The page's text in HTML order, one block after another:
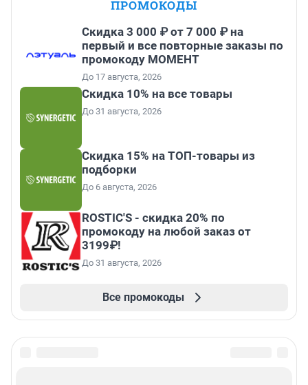
ПРОМОКОДЫ
Скидка 3 000 ₽ от 7 000 ₽ на
первый и все повторные заказы по
промокоду МОМЕНТ
До 17 августа, 2026
Скидка 10% на все товары
До 31 августа, 2026
Скидка 15% на ТОП-товары из
подборки
До 6 августа, 2026
ROSTIC'S - скидка 20% по
промокоду на любой заказ от
3199₽!
До 31 августа, 2026
Все промокоды